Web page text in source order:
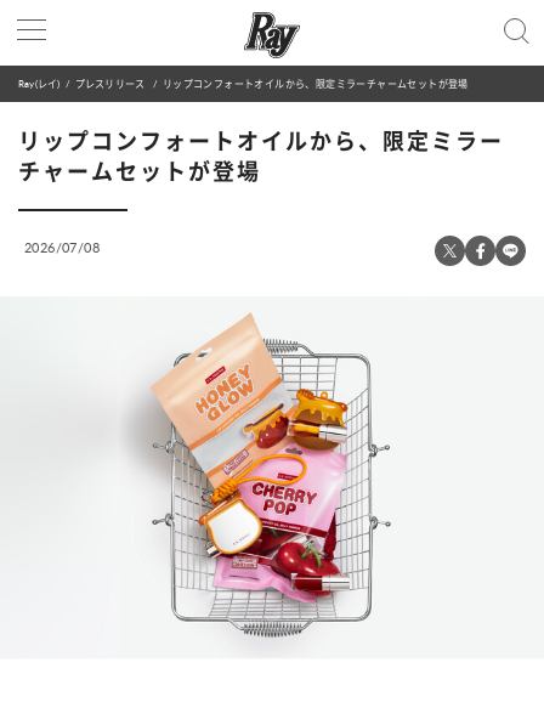
Ray(レイ) プレスリリース リップコンフォートオイルから、限定ミラーチャームセットが登場
リップコンフォートオイルから、限定ミラー
チャームセットが登場
2026/07/08